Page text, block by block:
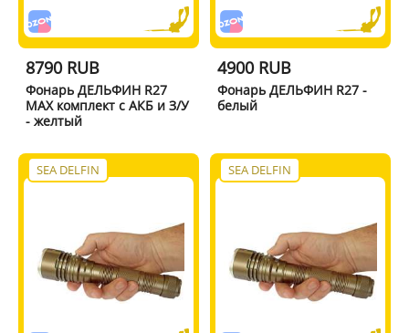
8790 RUB
Фонарь ДЕЛЬФИН R27
MAX комплект с АКБ и З/У
- желтый
4900 RUB
Фонарь ДЕЛЬФИН R27 -
белый
SEA DELFIN SEA DELFIN